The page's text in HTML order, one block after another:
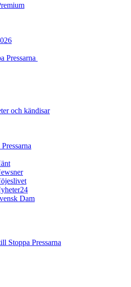
Pressarna
och kändisar
Dam
Stoppa Pressarna